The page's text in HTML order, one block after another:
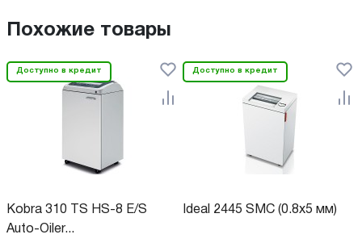
Похожие товары
Доступно в кредит
Kobra 310 TS HS-8 E/S
Auto-Oiler...
Доступно в кредит
Ideal 2445 SMC (0.8x5 мм)